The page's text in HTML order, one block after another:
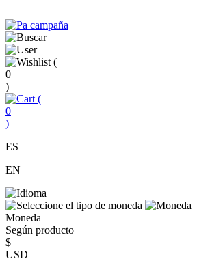
(
0
)
(
0
)
ES
EN
Moneda
Según producto
$
USD